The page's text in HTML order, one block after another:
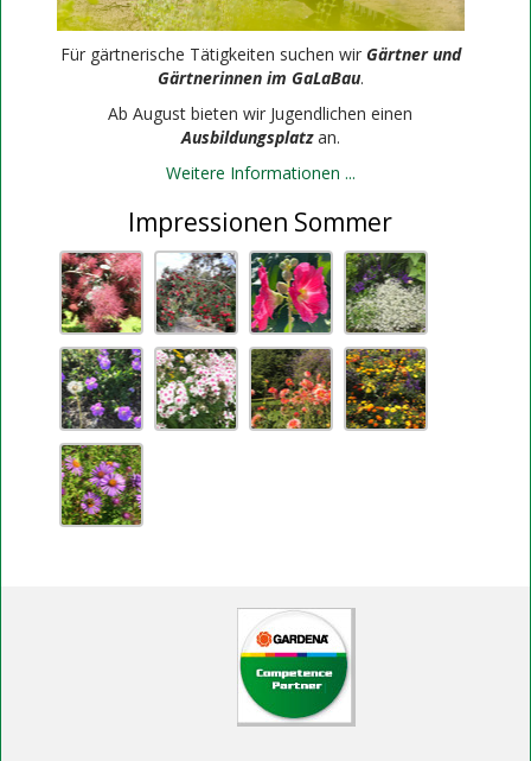
Für gärtnerische Tätigkeiten suchen wir Gärtner und
Gärtnerinnen im GaLaBau.
Ab August bieten wir Jugendlichen einen
Ausbildungsplatzan.
Weitere Informationen ...
Impressionen Sommer